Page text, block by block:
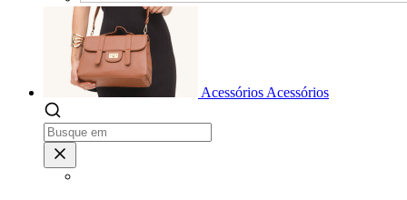
Acessórios Acessórios